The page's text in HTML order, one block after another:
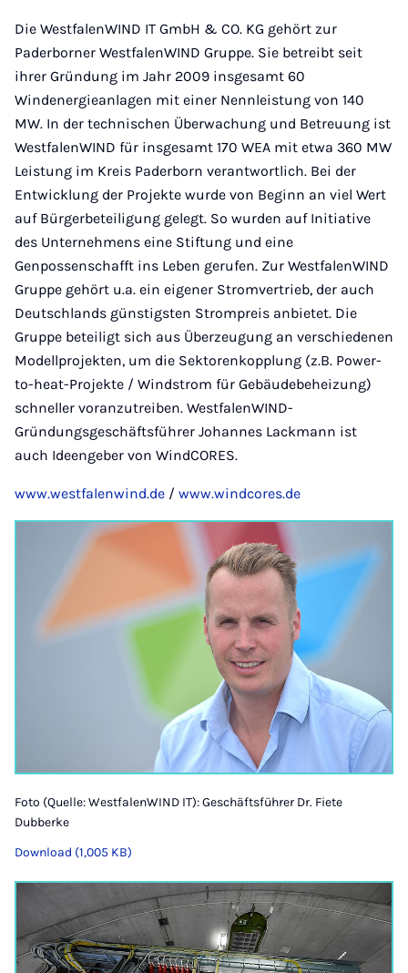
Die WestfalenWIND IT GmbH & CO. KG gehört zur
Paderborner WestfalenWIND Gruppe. Sie betreibt seit
ihrer Gründung im Jahr 2009 insgesamt 60
Windenergieanlagen mit einer Nennleistung von 140
MW. In der technischen Überwachung und Betreuung ist
WestfalenWIND für insgesamt 170 WEA mit etwa 360 MW
Leistung im Kreis Paderborn verantwortlich. Bei der
Entwicklung der Projekte wurde von Beginn an viel Wert
auf Bürgerbeteiligung gelegt. So wurden auf Initiative
des Unternehmens eine Stiftung und eine
Genpossenschafft ins Leben gerufen. Zur WestfalenWIND
Gruppe gehört u.a. ein eigener Stromvertrieb, der auch
Deutschlands günstigsten Strompreis anbietet. Die
Gruppe beteiligt sich aus Überzeugung an verschiedenen
Modellprojekten, um die Sektorenkopplung (z.B. Power-
to-heat-Projekte / Windstrom für Gebäudebeheizung)
schneller voranzutreiben. WestfalenWIND-
Gründungsgeschäftsführer Johannes Lackmann ist
auch Ideengeber von WindCORES.
www.westfalenwind.de / www.windcores.de
Foto (Quelle: WestfalenWIND IT): Geschäftsführer Dr. Fiete
Dubberke
Download (1,005 KB)